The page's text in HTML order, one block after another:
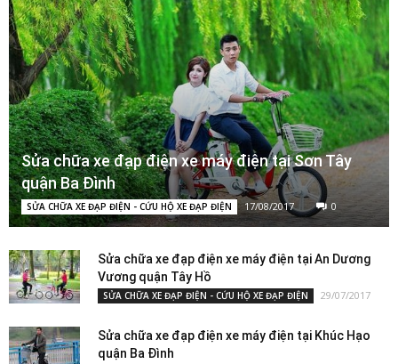
Sửa chữa xe đạp điện xe máy điện tại Sơn Tây
quận Ba Đình
SỬA CHỮA XE ĐẠP ĐIỆN - CỨU HỘ XE ĐẠP ĐIỆN 17/08/2017 0
Sửa chữa xe đạp điện xe máy điện tại An Dương
Vương quận Tây Hồ
SỬA CHỮA XE ĐẠP ĐIỆN - CỨU HỘ XE ĐẠP ĐIỆN 29/07/2017
Sửa chữa xe đạp điện xe máy điện tại Khúc Hạo
quận Ba Đình